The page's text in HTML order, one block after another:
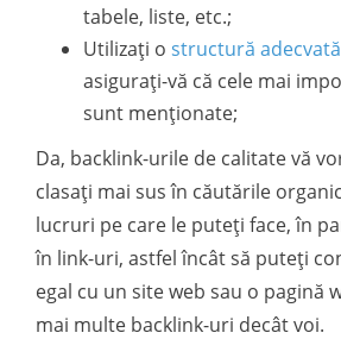
tabele, liste, etc.;
Utilizați o structură adecvată
asigurați-vă că cele mai
sunt menționate;
Da, backlink-urile de calitate vă
clasați mai sus în căutările
lucruri pe care le puteți face, în
în link-uri, astfel încât să puteți
egal cu un site web sau o pagină
mai multe backlink-uri decât voi.